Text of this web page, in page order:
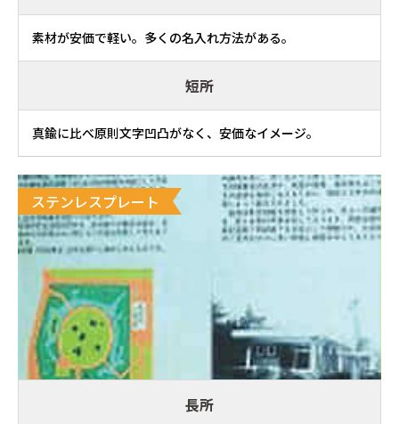
素材が安価で軽い。多くの名入れ方法がある。
短所
真鍮に比べ原則文字凹凸がなく、安価なイメージ。
ステンレスプレート
長所